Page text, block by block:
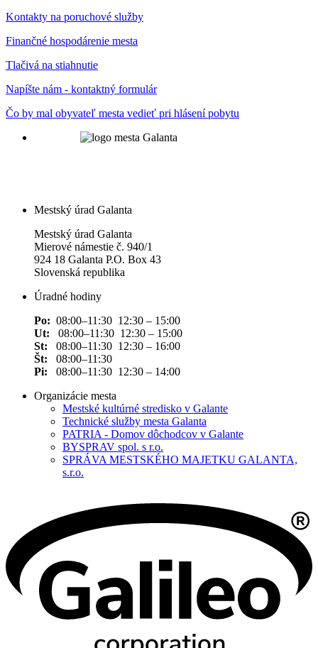
Kontakty na poruchové služby
Finančné hospodárenie mesta
Tlačivá na stiahnutie
Napíšte nám - kontaktný formulár
Čo by mal obyvateľ mesta vedieť pri hlásení pobytu
Mestský úrad Galanta
Mestský úrad Galanta
Mierové námestie č. 940/1
924 18 Galanta P.O. Box 43
Slovenská republika
Úradné hodiny
Po: 08:00–11:30 12:30 – 15:00
Ut: 08:00–11:30 12:30 – 15:00
St: 08:00–11:30 12:30 – 16:00
Št: 08:00–11:30
Pi: 08:00–11:30 12:30 – 14:00
Organizácie mesta
Mestské kultúrné stredisko v Galante
Technické služby mesta Galanta
PATRIA - Domov dôchodcov v Galante
BYSPRAV spol. s r.o.
SPRÁVA MESTSKÉHO MAJETKU GALANTA,
s.r.o.